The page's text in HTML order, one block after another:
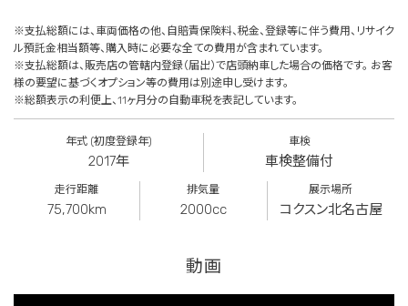
※支払総額には、車両価格の他、自賠責保険料、税金、登録等に伴う費用、リサイク
ル預託金相当額等、購入時に必要な全ての費用が含まれています。
※支払総額は、販売店の管轄内登録（届出）で店頭納車した場合の価格です。 お客
様の要望に基づくオプション等の費用は別途申し受けます。
※総額表示の利便上、11ヶ月分の自動車税を表記しています。
年式 (初度登録年)
2017年
車検
車検整備付
走行距離
75,700km
排気量
2000cc
展示場所
コクスン北名古屋
動画